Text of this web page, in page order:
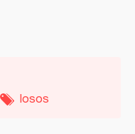
losos